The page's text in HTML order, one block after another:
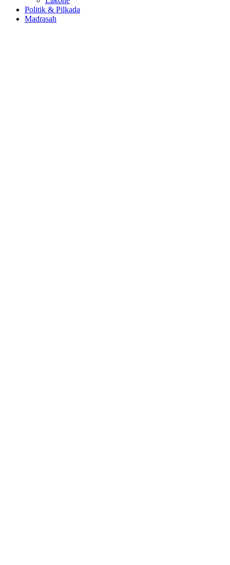
Politik & Pilkada
Madrasah